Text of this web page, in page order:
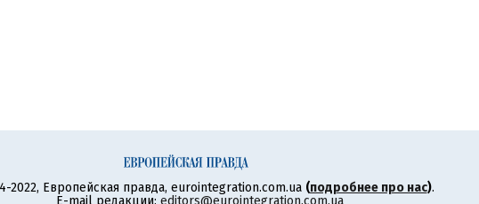
2022, Европейская правда, eurointegration.com.ua (подробнее про нас).
E-mail редакции: editors@eurointegration.com.ua